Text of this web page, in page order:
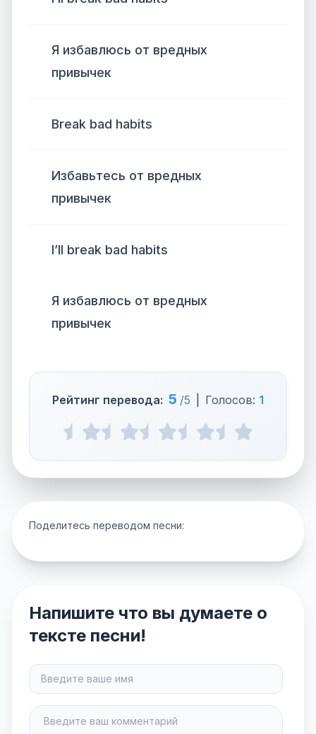
Я избавлюсь от вредных
привычек
Break bad habits
Избавьтесь от вредных
привычек
I’ll break bad habits
Я избавлюсь от вредных
привычек
Рейтинг перевода: 5 /5 Голосов: 1
Поделитесь переводом песни:
Напишите что вы думаете о
тексте песни!